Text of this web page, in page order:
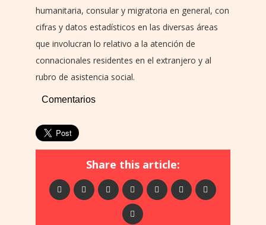
humanitaria, consular y migratoria en general, con
cifras y datos estadísticos en las diversas áreas
que involucran lo relativo a la atención de
connacionales residentes en el extranjero y al
rubro de asistencia social.
Comentarios
Share this article: